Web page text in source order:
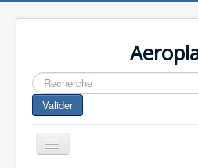
Rechercher
Valider
Toggle
Navigation